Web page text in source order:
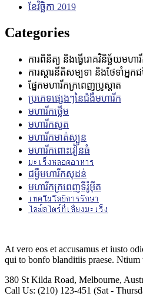
ខែ​វិច្ឆិកា 2019
Categories
ការពិនិត្យ និងធ្វើរោគវិនិច្ឆ័យមហា
ការស្តារនីតិសម្បទា និងថែទាំអ្នក
ផ្នែកមហារីកក្រពេញប្រូស្តាត
ប្រភេទផ្សេងៗនៃជំងឺមហារីក
មហារីកថ្លើម
មហារីក​សួត
មហារីកមាត់ស្បូន
មហារីកពោះវៀនធំ
มะเร็งหลอดอาหาร
ជម្ងឺ​មហារីក​សុដន់
មហារីកក្រពេញទីរ៉ូអ៊ីត
เทคโนโลยีการรักษา
ไลฟ์สไตร์ที่เสี่ยงมะเร็ง
At vero eos et accusamus et iusto
qui to bonfo blanditiis praese. Ntium
380 St Kilda Road, Melbourne,
Call Us: (210) 123-451 (Sat -